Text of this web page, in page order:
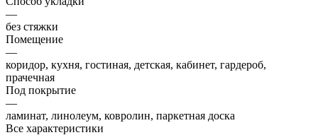
—
без стяжки
Помещение
—
коридор, кухня, гостиная, детская, кабинет, гардероб,
прачечная
Под покрытие
—
ламинат, линолеум, ковролин, паркетная доска
Все характеристики